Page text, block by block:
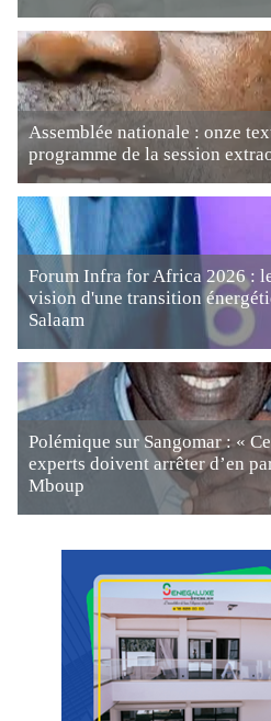
Assemblée nationale : onze
programme de la session
Forum Infra for Africa 2026 :
vision d'une transition
Salaam
Polémique sur Sangomar : «
experts doivent arrêter d’en
Mboup